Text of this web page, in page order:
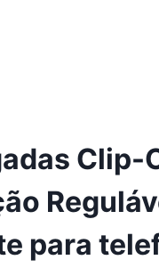
Clip-
para